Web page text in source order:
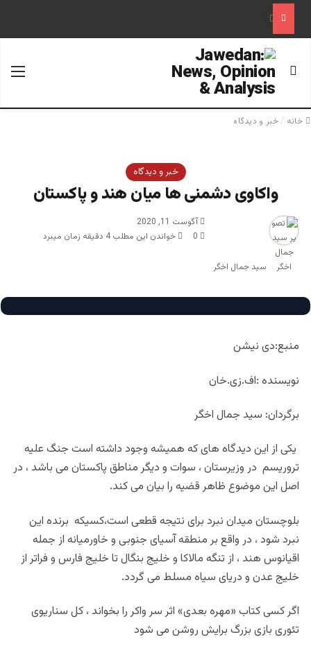
علم تاریخ
جستجو برای
خانه /خبر و دیدگاه
خبر و دیدگاه
واکاوی دشمنی ها میان هند و پاکستان
سید جمال اخگر
آگوست 11, 2020
0
خواندن این مطلب 4 دقیقه زمان میبرد
منبع:دی نیشن
نویسنده :اف.زی.خان
برگردان: سید جمال اخگر
یکی از این دیدگاه های که همیشه وجود داشته است جنگ علیه
تروریسم در وزیرستان ، سوات و دیگر مناطق پاکستان می باشد ، در
اصل این موضوع ظاهر قضیه را بیان می کند.
بلوچستان میدان نبرد برای نتیجه قطعی است،کسیکه برنده این
نبرد شود ، در واقع بر منطقه آسیای جنوبی و خاورمیانه از جمله
اقیانوس هند ، از تنگه مالاکا و خلیج بنگال تا خلیج فارس و فراتر از
خلیج عدن و دریای سیاه مسلط می گردد.
اگر کسی کتاب «مهره بعدی» اثر سر واکر را بخواند ، کل سناریوی
تئوری بازی بزرگ برایش روشن می شود